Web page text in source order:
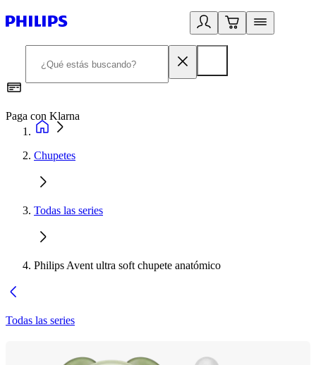
Paga con Klarna
Chupetes
Todas las series
Philips Avent ultra soft chupete anatómico
Todas las series